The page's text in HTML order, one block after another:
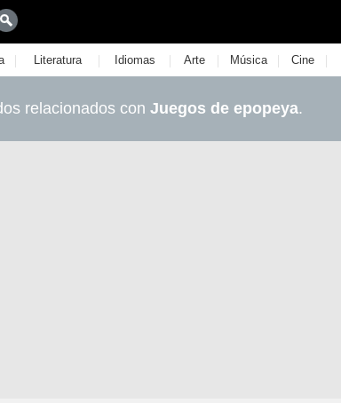
| Literatura | Idiomas | Arte | Música | Cine |
relacionados con Juegos de epopeya.